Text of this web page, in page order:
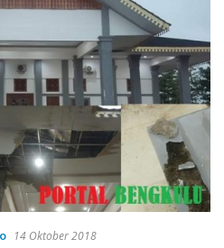
14 Oktober 2018